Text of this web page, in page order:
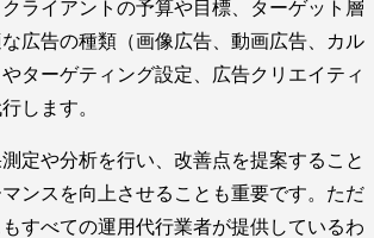
ライアントの予算や目標、ターゲット層
広告の種類（画像広告、動画広告、カル
ターゲティング設定、広告クリエイティ
します。
定や分析を行い、改善点を提案すること
ンスを向上させることも重要です。ただ
すべての運用代行業者が提供しているわ